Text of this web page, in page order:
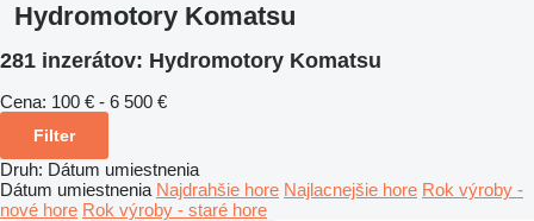
Hydromotory Komatsu
281 inzerátov: Hydromotory Komatsu
Cena: 100 € - 6 500 €
Filter
Druh: Dátum umiestnenia
Dátum umiestnenia Najdrahšie hore Najlacnejšie hore Rok výroby -
nové hore Rok výroby - staré hore